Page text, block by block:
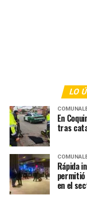
LO
En
tras
Rápida
en el